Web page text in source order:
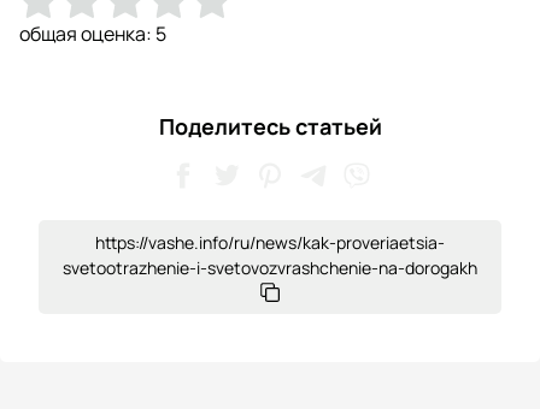
общая оценка: 5
Поделитесь статьей
https://vashe.info/ru/news/kak-proveriaetsia-
svetootrazhenie-i-svetovozvrashchenie-na-dorogakh